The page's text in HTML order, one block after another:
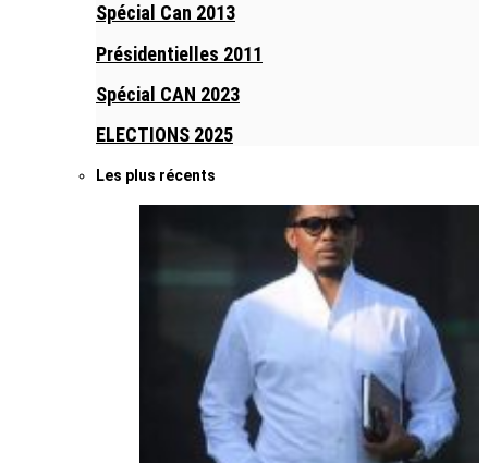
Spécial Can 2013
Présidentielles 2011
Spécial CAN 2023
ELECTIONS 2025
Les plus récents